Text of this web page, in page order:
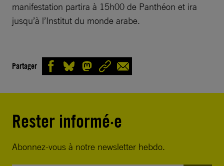
manifestation partira à 15h00 de Panthéon et ira
jusqu’à l’Institut du monde arabe.
Partager
Rester informé·e
Abonnez-vous à notre newsletter hebdo.